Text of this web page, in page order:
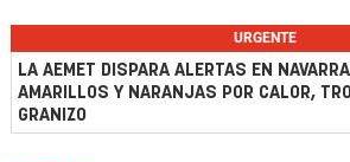
URGENTE
LA AEMET DISPARA ALERTAS EN
AMARILLOS Y NARANJAS POR CALOR,
GRANIZO